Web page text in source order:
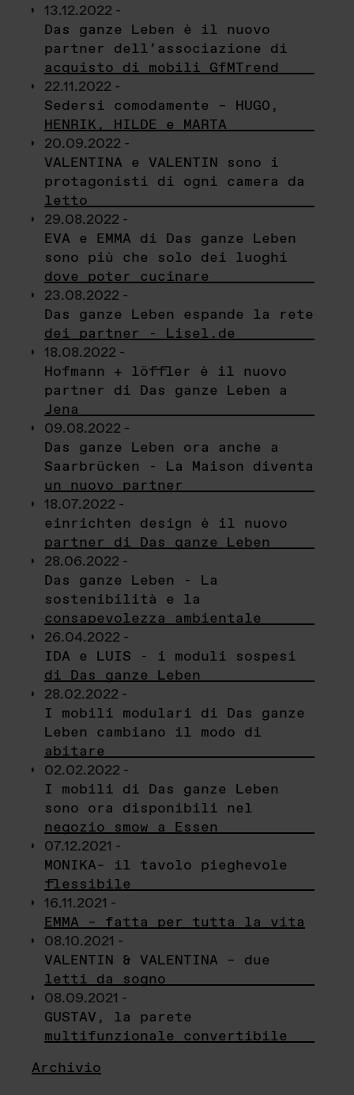
13.12.2022 -
Das ganze Leben è il nuovo
partner dell’associazione di
acquisto di mobili GfMTrend
22.11.2022 -
Sedersi comodamente – HUGO,
HENRIK, HILDE e MARTA
20.09.2022 -
VALENTINA e VALENTIN sono i
protagonisti di ogni camera da
letto
29.08.2022 -
EVA e EMMA di Das ganze Leben
sono più che solo dei luoghi
dove poter cucinare
23.08.2022 -
Das ganze Leben espande la rete
dei partner - Lisel.de
18.08.2022 -
Hofmann + löffler è il nuovo
partner di Das ganze Leben a
Jena
09.08.2022 -
Das ganze Leben ora anche a
Saarbrücken - La Maison diventa
un nuovo partner
18.07.2022 -
einrichten design è il nuovo
partner di Das ganze Leben
28.06.2022 -
Das ganze Leben - La
sostenibilità e la
consapevolezza ambientale
26.04.2022 -
IDA e LUIS - i moduli sospesi
di Das ganze Leben
28.02.2022 -
I mobili modulari di Das ganze
Leben cambiano il modo di
abitare
02.02.2022 -
I mobili di Das ganze Leben
sono ora disponibili nel
negozio smow a Essen
07.12.2021 -
MONIKA– il tavolo pieghevole
flessibile
16.11.2021 -
EMMA – fatta per tutta la vita
08.10.2021 -
VALENTIN & VALENTINA – due
letti da sogno
08.09.2021 -
GUSTAV, la parete
multifunzionale convertibile
Archivio